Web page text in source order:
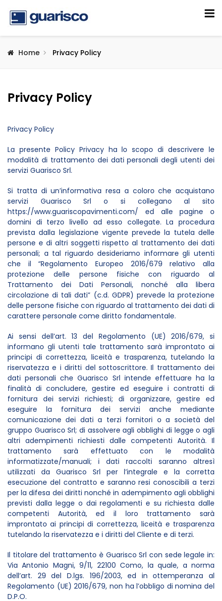
Home Privacy Policy
Privacy Policy
Privacy Policy
La presente Policy Privacy ha lo scopo di descrivere le
modalità di trattamento dei dati personali degli utenti dei
servizi Guarisco Srl.
Si tratta di un’informativa resa a coloro che acquistano
servizi Guarisco Srl o si collegano al sito
https://www.guariscopavimenti.com/ ed alle pagine o
domini di terzo livello ad esso collegate. La procedura
prevista dalla legislazione vigente prevede la tutela delle
persone e di altri soggetti rispetto al trattamento dei dati
personali; a tal riguardo desideriamo informare gli utenti
che il “Regolamento Europeo 2016/679 relativo alla
protezione delle persone fisiche con riguardo al
Trattamento dei Dati Personali, nonché alla libera
circolazione di tali dati” (c.d. GDPR) prevede la protezione
delle persone fisiche con riguardo al trattamento dei dati di
carattere personale come diritto fondamentale.
Ai sensi dell’art. 13 del Regolamento (UE) 2016/679, si
informano gli utenti tale trattamento sarà improntato ai
principi di correttezza, liceità e trasparenza, tutelando la
riservatezza e i diritti del sottoscrittore. Il trattamento dei
dati personali che Guarisco Srl intende effettuare ha la
finalità di concludere, gestire ed eseguire i contratti di
fornitura dei servizi richiesti; di organizzare, gestire ed
eseguire la fornitura dei servizi anche mediante
comunicazione dei dati a terzi fornitori o a società del
gruppo Guarisco Srl; di assolvere agli obblighi di legge o agli
altri adempimenti richiesti dalle competenti Autorità. Il
trattamento sarà effettuato con le modalità
informatizzate/manuali; i dati raccolti saranno altresì
utilizzati da Guarisco Srl per l’integrale e la corretta
esecuzione del contratto e saranno resi conoscibili a terzi
per la difesa dei diritti nonché in adempimento agli obblighi
previsti dalla legge o dai regolamenti e su richiesta dalle
competenti Autorità, ed il loro trattamento sarà
improntato ai principi di correttezza, liceità e trasparenza
tutelando la riservatezza e i diritti del Cliente e di terzi.
Il titolare del trattamento è Guarisco Srl con sede legale in:
Via Antonio Magni, 9/11, 22100 Como, la quale, a norma
dell’art. 29 del D.lgs. 196/2003, ed in ottemperanza al
Regolamento (UE) 2016/679, non ha l’obbligo di nomina del
D.P.O.